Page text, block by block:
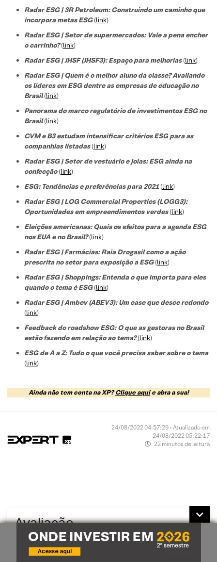
Radar ESG | 3R Petroleum: Construindo um caminho que
incorpora metas ESG(link)
Radar ESG | Setor de supermercados: Vale a pena encher
o carrinho?(link)
Radar ESG | JHSF (JHSF3): Espaço para melhorias(link)
Radar ESG | Quem é o melhor aluno da classe? Avaliando
os líderes em ESG dentre as empresas de educação no
Brasil(link)
Panorama do marco regulatório de investimentos ESG no
Brasil(link)
CVM e B3 estudam intensificar critérios ESG para as
companhias listadas(link)
Radar ESG | Setor de vestuário e joias: ESG ainda na
confecção(link)
ESG: Tendências e preferências para 2021(link)
Radar ESG | LOG Commercial Properties (LOGG3):
Oportunidades em empreendimentos verdes(link)
Eleições americanas: Quais os efeitos para a agenda ESG
nos EUA e no Brasil?(link)
Radar ESG | Farmácias: Raia Drogasil como a ação
prescrita no setor para exposição a ESG(link)
Radar ESG | Shoppings: Entenda o que importa para eles
quando o tema é ESG(link)
Radar ESG | Ambev (ABEV3): Um case que desce redondo
(link)
Feedback do roadshow ESG: O que as gestoras no Brasil
estão fazendo em relação ao tema?(link)
ESG de A a Z: Tudo o que você precisa saber sobre o tema
(link)
Ainda não tem conta na XP?Clique aquie abra a sua!
24/08/2022 04:57:29 • Atualizado em
24/08/2022 05:22:17
22 minutos de leitura
Avaliação
O quão foi útil este conteúdo pra você?